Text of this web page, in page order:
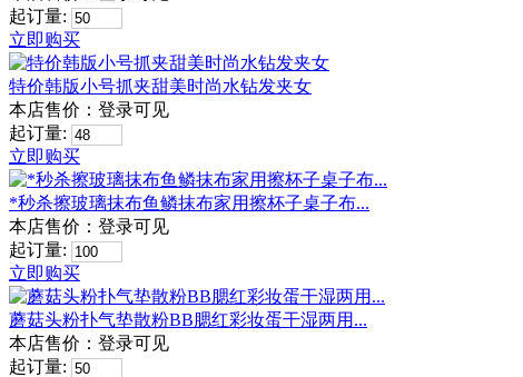
起订量:
立即购买
特价韩版小号抓夹甜美时尚水钻发夹女
本店售价： 登录可见
起订量:
立即购买
*秒杀擦玻璃抹布鱼鳞抹布家用擦杯子桌子布...
本店售价： 登录可见
起订量:
立即购买
蘑菇头粉扑气垫散粉BB腮红彩妆蛋干湿两用...
本店售价： 登录可见
起订量: